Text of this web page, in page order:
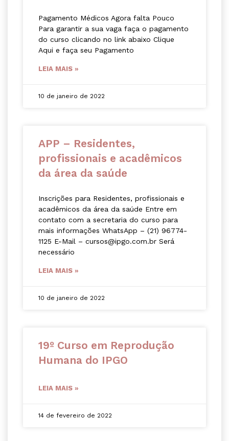
Pagamento Médicos Agora falta Pouco
Para garantir a sua vaga faça o pagamento
do curso clicando no link abaixo Clique
Aqui e faça seu Pagamento
LEIA MAIS »
10 de janeiro de 2022
APP – Residentes,
profissionais e acadêmicos
da área da saúde
Inscrições para Residentes, profissionais e
acadêmicos da área da saúde Entre em
contato com a secretaria do curso para
mais informações WhatsApp – (21) 96774-
1125 E-Mail – cursos@ipgo.com.br Será
necessário
LEIA MAIS »
10 de janeiro de 2022
19º Curso em Reprodução
Humana do IPGO
LEIA MAIS »
14 de fevereiro de 2022